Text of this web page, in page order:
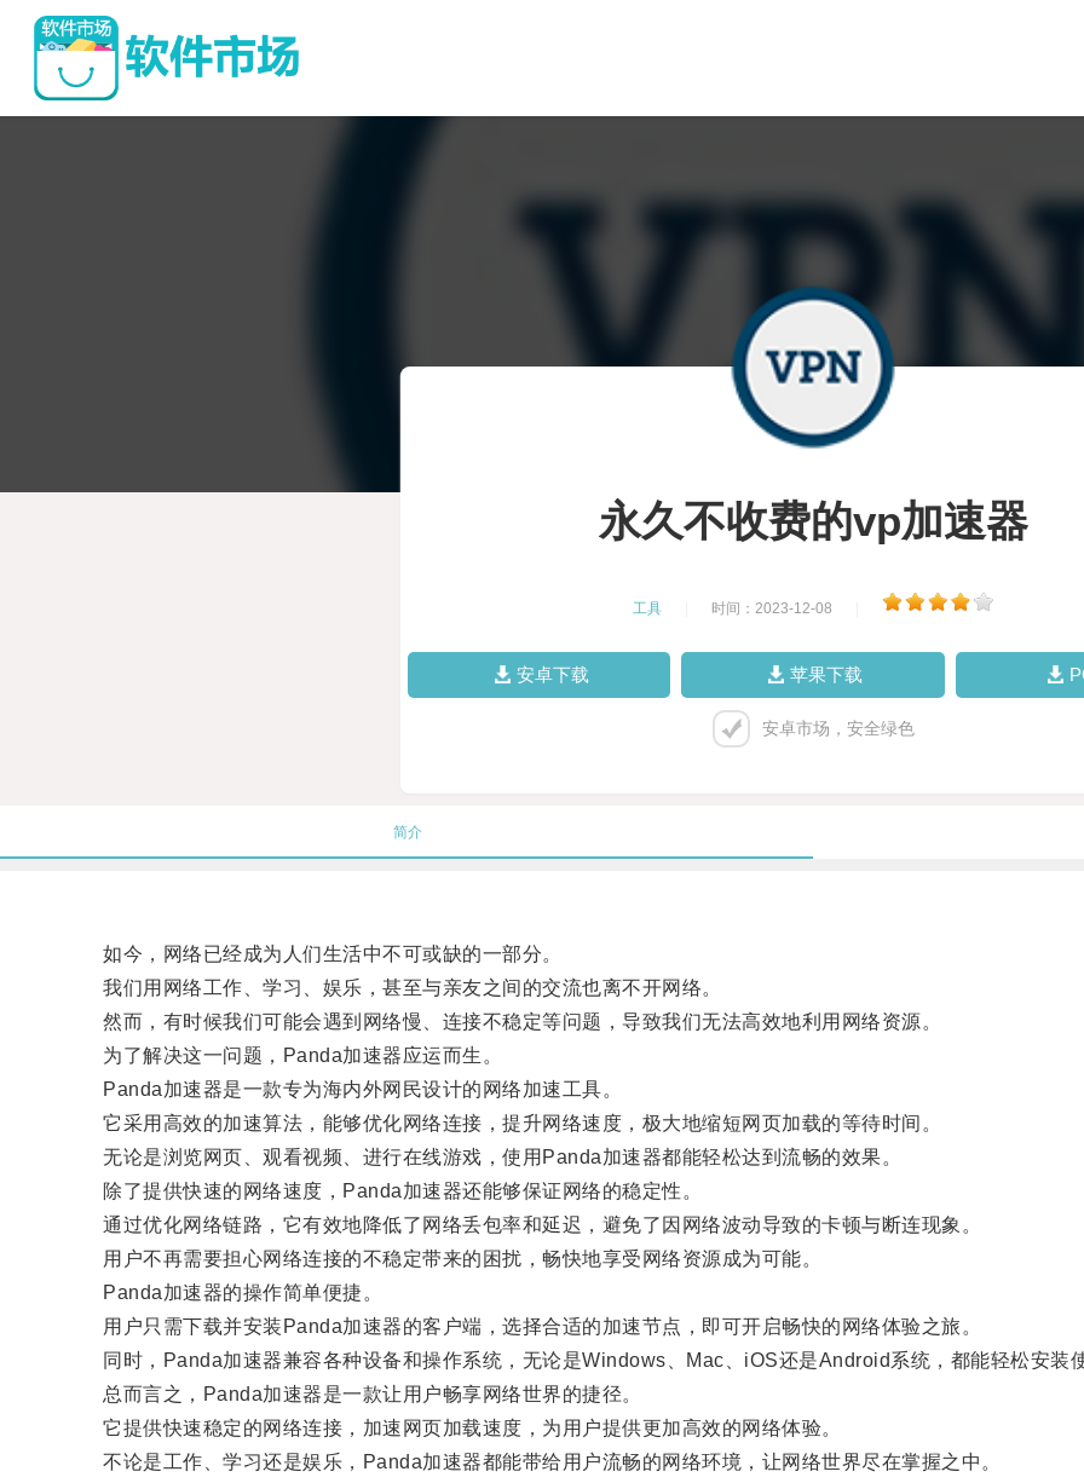
永久不收费的vp加速器
工具 时间：2023-12-08
安卓下载 苹果下载
安卓市场，安全绿色
简介
如今，网络已经成为人们生活中不可或缺的一部分。
我们用网络工作、学习、娱乐，甚至与亲友之间的交流也离不开网络。
然而，有时候我们可能会遇到网络慢、连接不稳定等问题，导致我们无法高效地利用网络资源。
为了解决这一问题，Panda加速器应运而生。
Panda加速器是一款专为海内外网民设计的网络加速工具。
它采用高效的加速算法，能够优化网络连接，提升网络速度，极大地缩短网页加载的等待时间。
无论是浏览网页、观看视频、进行在线游戏，使用Panda加速器都能轻松达到流畅的效果。
除了提供快速的网络速度，Panda加速器还能够保证网络的稳定性。
通过优化网络链路，它有效地降低了网络丢包率和延迟，避免了因网络波动导致的卡顿与断连现象。
用户不再需要担心网络连接的不稳定带来的困扰，畅快地享受网络资源成为可能。
Panda加速器的操作简单便捷。
用户只需下载并安装Panda加速器的客户端，选择合适的加速节点，即可开启畅快的网络体验之旅。
同时，Panda加速器兼容各种设备和操作系统，无论是Windows、Mac、iOS还是Android系统，都能轻松安装
总而言之，Panda加速器是一款让用户畅享网络世界的捷径。
它提供快速稳定的网络连接，加速网页加载速度，为用户提供更加高效的网络体验。
不论是工作、学习还是娱乐，Panda加速器都能带给用户流畅的网络环境，让网络世界尽在掌握之中。